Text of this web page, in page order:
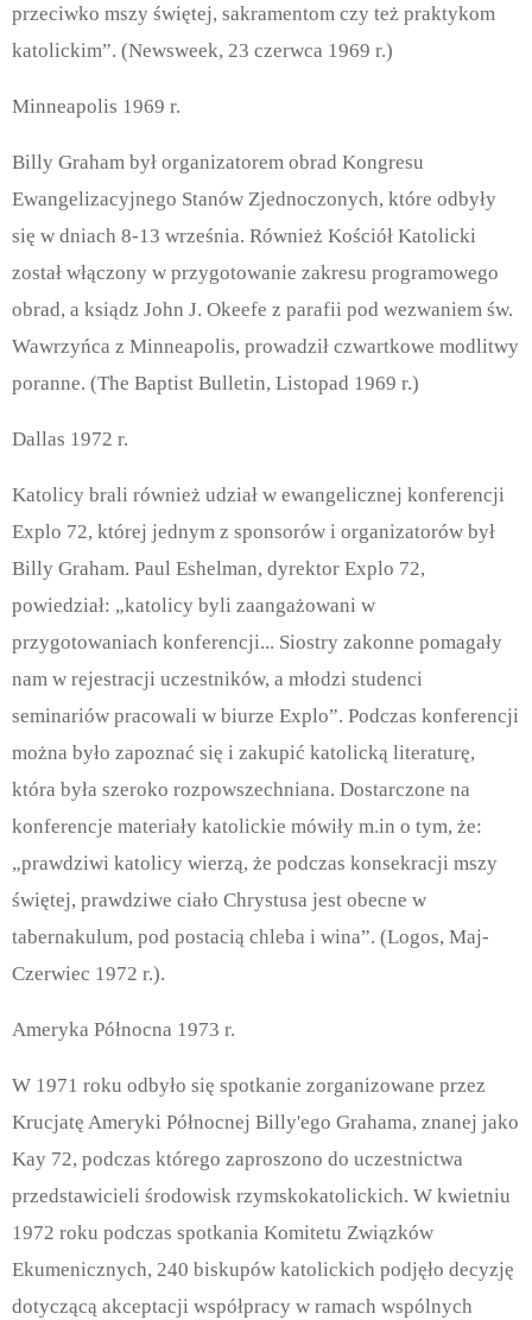
przeciwko mszy świętej, sakramentom czy też praktykom
katolickim”. (Newsweek, 23 czerwca 1969 r.)
Minneapolis 1969 r.
Billy Graham był organizatorem obrad Kongresu
Ewangelizacyjnego Stanów Zjednoczonych, które odbyły
się w dniach 8-13 września. Również Kościół Katolicki
został włączony w przygotowanie zakresu programowego
obrad, a ksiądz John J. Okeefe z parafii pod wezwaniem św.
Wawrzyńca z Minneapolis, prowadził czwartkowe modlitwy
poranne. (The Baptist Bulletin, Listopad 1969 r.)
Dallas 1972 r.
Katolicy brali również udział w ewangelicznej konferencji
Explo 72, której jednym z sponsorów i organizatorów był
Billy Graham. Paul Eshelman, dyrektor Explo 72,
powiedział: „katolicy byli zaangażowani w
przygotowaniach konferencji... Siostry zakonne pomagały
nam w rejestracji uczestników, a młodzi studenci
seminariów pracowali w biurze Explo”. Podczas konferencji
można było zapoznać się i zakupić katolicką literaturę,
która była szeroko rozpowszechniana. Dostarczone na
konferencje materiały katolickie mówiły m.in o tym, że:
„prawdziwi katolicy wierzą, że podczas konsekracji mszy
świętej, prawdziwe ciało Chrystusa jest obecne w
tabernakulum, pod postacią chleba i wina”. (Logos, Maj-
Czerwiec 1972 r.).
Ameryka Północna 1973 r.
W 1971 roku odbyło się spotkanie zorganizowane przez
Krucjatę Ameryki Północnej Billy'ego Grahama, znanej jako
Kay 72, podczas którego zaproszono do uczestnictwa
przedstawicieli środowisk rzymskokatolickich. W kwietniu
1972 roku podczas spotkania Komitetu Związków
Ekumenicznych, 240 biskupów katolickich podjęło decyzję
dotyczącą akceptacji współpracy w ramach wspólnych